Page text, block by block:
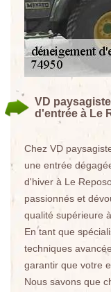
VD
d'entrée à Le
Chez VD
une entrée
d'hiver à Le
passionnés et
qualité supérieure
En tant que
techniques
garantir que votre
Nous savons que